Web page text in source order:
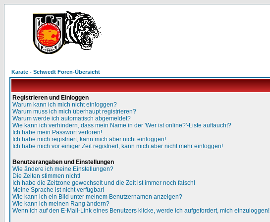
Karate - Schwedt Foren-Übersicht
Registrieren und Einloggen
Warum kann ich mich nicht einloggen?
Warum muss ich mich überhaupt registrieren?
Warum werde ich automatisch abgemeldet?
Wie kann ich verhindern, dass mein Name in der 'Wer ist online?'-Liste auftaucht?
Ich habe mein Passwort verloren!
Ich habe mich registriert, kann mich aber nicht einloggen!
Ich habe mich vor einiger Zeit registriert, kann mich aber nicht mehr einloggen!
Benutzerangaben und Einstellungen
Wie ändere ich meine Einstellungen?
Die Zeiten stimmen nicht!
Ich habe die Zeitzone gewechselt und die Zeit ist immer noch falsch!
Meine Sprache ist nicht verfügbar!
Wie kann ich ein Bild unter meinem Benutzernamen anzeigen?
Wie kann ich meinen Rang ändern?
Wenn ich auf den E-Mail-Link eines Benutzers klicke, werde ich aufgefordert, mich einzuloggen!